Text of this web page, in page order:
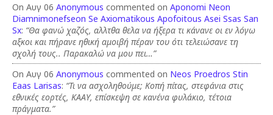
On Αυγ 06 Anonymous commented on Aponomi Neon
Diamnimonefseon Se Axiomatikous Apofoitous Asei Ssas San
Sx: “Θα φανώ χαζός, αλλτθα θελα να ήξερα τι κάνανε οι εν λόγω
αξκοι και πήρανε ηθική αμοιβή πέραν του ότι τελειώσανε τη
σχολή τους.. Παρακαλώ να μου πει…”
On Αυγ 06 Anonymous commented on Neos Proedros Stin
Eaas Larisas: “Τι να ασχοληθούμε; Κοπή πίτας, στεφάνια στις
εθνικές εορτές, ΚΑΑΥ, επίσκεψη σε κανένα φυλάκιο, τέτοια
πράγματα.”